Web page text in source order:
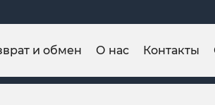
и обмен О нас Контакты